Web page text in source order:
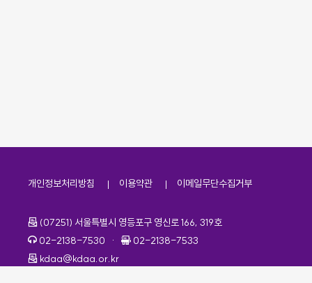
개인정보처리방침 이용약관 이메일무단수집거부
주소
(07251) 서울특별시 영등포구 영신로 166, 319호
전화번호
02-2138-7530 · 팩스번호
02-2138-7533
이메일
kdaa@kdaa.or.kr